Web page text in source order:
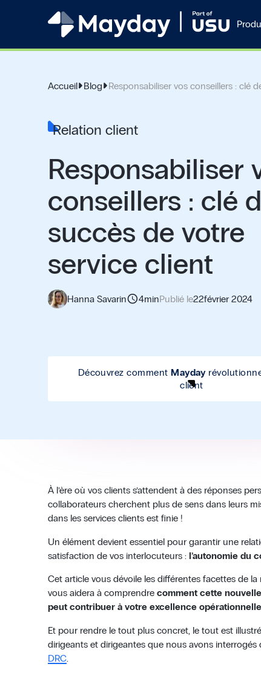
Accueil Blog Responsabiliser vos conseillers : clé
Relation client
Responsabiliser
conseillers : clé
succès de votre
service client
Hanna Savarinschedule4minPublié le22février 2024
Découvrez comment Mayday
client
À l’ère où vos clients s’attendent à des réponses
collaborateurs cherchent plus de sens dans leurs
dans les services clients est finie !
Un élément devient essentiel pour garantir une
satisfaction de vos interlocuteurs : l’autonomie du
Cet article vous dévoile les différentes facettes de
vous aidera à comprendrecomment cette
peut contribuer à votre excellence
Et pour rendre le tout plus concret, le tout est
dirigeants et dirigeantes que nous avons interrogés
DRC.